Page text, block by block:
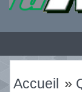
Accueil »